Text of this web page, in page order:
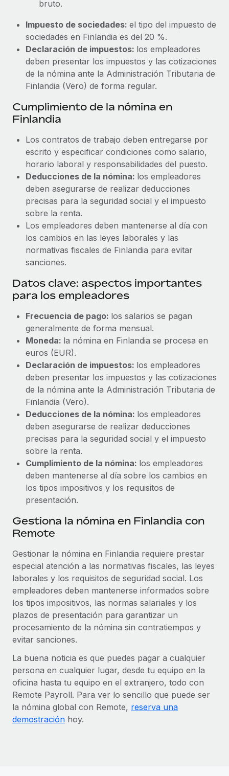
bruto.
Impuesto de sociedades: el tipo del impuesto de
sociedades en Finlandia es del 20 %.
Declaración de impuestos: los empleadores
deben presentar los impuestos y las cotizaciones
de la nómina ante la Administración Tributaria de
Finlandia (Vero) de forma regular.
Cumplimiento de la nómina en
Finlandia
Los contratos de trabajo deben entregarse por
escrito y especificar condiciones como salario,
horario laboral y responsabilidades del puesto.
Deducciones de la nómina: los empleadores
deben asegurarse de realizar deducciones
precisas para la seguridad social y el impuesto
sobre la renta.
Los empleadores deben mantenerse al día con
los cambios en las leyes laborales y las
normativas fiscales de Finlandia para evitar
sanciones.
Datos clave: aspectos importantes
para los empleadores
Frecuencia de pago: los salarios se pagan
generalmente de forma mensual.
Moneda: la nómina en Finlandia se procesa en
euros (EUR).
Declaración de impuestos: los empleadores
deben presentar los impuestos y las cotizaciones
de la nómina ante la Administración Tributaria de
Finlandia (Vero).
Deducciones de la nómina: los empleadores
deben asegurarse de realizar deducciones
precisas para la seguridad social y el impuesto
sobre la renta.
Cumplimiento de la nómina: los empleadores
deben mantenerse al día sobre los cambios en
los tipos impositivos y los requisitos de
presentación.
Gestiona la nómina en Finlandia con
Remote
Gestionar la nómina en Finlandia requiere prestar
especial atención a las normativas fiscales, las leyes
laborales y los requisitos de seguridad social. Los
empleadores deben mantenerse informados sobre
los tipos impositivos, las normas salariales y los
plazos de presentación para garantizar un
procesamiento de la nómina sin contratiempos y
evitar sanciones.
La buena noticia es que puedes pagar a cualquier
persona en cualquier lugar, desde tu equipo en la
oficina hasta tu equipo en el extranjero, todo con
Remote Payroll. Para ver lo sencillo que puede ser
la nómina global con Remote, reserva una
demostración hoy.